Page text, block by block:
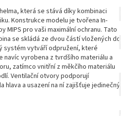
která se stává díky kombinaci
Konstrukce modelu je tvořena In-
MIPS pro vaši maximální ochranu. Tato
se skládá ze dvou částí vložených do
systém vytváří odpružení, které
navíc vyrobena z tvrdšího materiálu a
zatímco vnitřní z měkčího materiálu
Ventilační otvory podporují
a usazení na ní zajišťuje jedinečný